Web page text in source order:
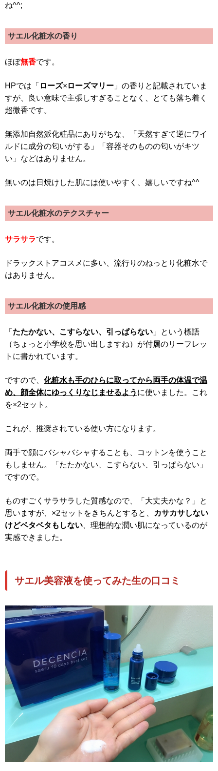
ね^^;
サエル化粧水の香り
ほぼ無香です。
HPでは「 ローズ× ローズマリー 」の香りと記載されていま
すが、良い意味で主張しすぎることなく、とても落ち着く
超微香です。
無添加自然派化粧品にありがちな、「天然すぎて逆にワイ
ルドに成分の匂いがする」「容器そのものの匂いがキツ
い」などはありません。
無いのは日焼けした肌には使いやすく、嬉しいですね^^
サエル化粧水のテクスチャー
サラサラです。
ドラックストアコスメに多い、流行りのねっとり化粧水で
はありません。
サエル化粧水の使用感
「 たたかない、こすらない、引っぱらない 」という標語
（ちょっと小学校を思い出しますね）が付属のリーフレッ
トに書かれています。
ですので、 化粧水も手のひらに取ってから両手の体温で温
め、顔全体にゆっくりなじませるよう に使いました。これ
を×2セット。
これが、推奨されている使い方になります。
両手で顔にバシャバシャすることも、コットンを使うこと
もしません。「たたかない、こすらない、引っぱらない」
ですので。
ものすごくサラサラした質感なので、「大丈夫かな？」と
思いますが、×2セットをきちんとすると、
カサカサしない
けどベタベタもしない 、理想的な潤い肌になっているのが
実感できました。
サエル美容液を使ってみた生の口コミ